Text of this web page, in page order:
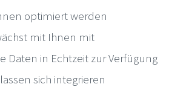
optimiert werden
mit Ihnen mit
Daten in Echtzeit zur Verfügung
sich integrieren